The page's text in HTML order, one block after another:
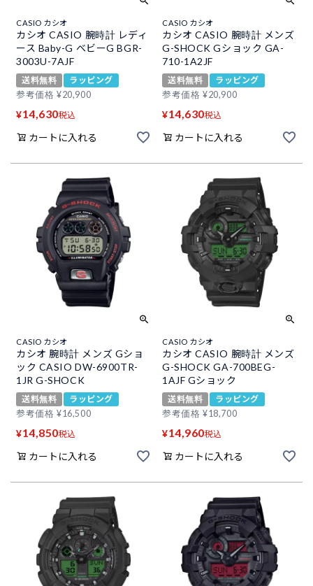
CASIO カシオ
カシオ CASIO 腕時計 レディ
ース Baby-G ベビーG BGR-
3003U-7AJF
送料無料
ラッピング
参考価格 ¥20,900
¥14,630税込
カートに入れる
CASIO カシオ
カシオ CASIO 腕時計 メンズ
G-SHOCK Gショック GA-
710-1A2JF
送料無料
ラッピング
参考価格 ¥20,900
¥14,630税込
カートに入れる
CASIO カシオ
カシオ 腕時計 メンズ Gショ
ック CASIO DW-6900TR-
1JR G-SHOCK
送料無料
ラッピング
参考価格 ¥16,500
¥14,850税込
カートに入れる
CASIO カシオ
カシオ CASIO 腕時計 メンズ
G-SHOCK GA-700BEG-
1AJF Gショック
送料無料
ラッピング
参考価格 ¥18,700
¥14,960税込
カートに入れる